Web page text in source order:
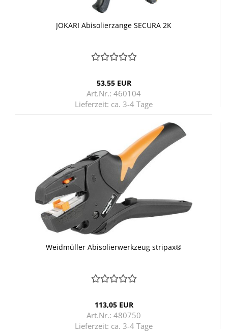
JO­KA­RI Ab­iso­lier­zan­ge SE­CU­RA 2K
53,55 EUR
Art.Nr.: 460104
Lieferzeit: ca. 3-4 Tage
Weid­mül­ler Ab­iso­lier­werk­zeug stri­pax®
113,05 EUR
Art.Nr.: 480750
Lieferzeit: ca. 3-4 Tage